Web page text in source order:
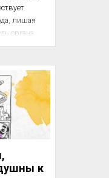
лишая
органа
его, как
других
у
В
только то
к